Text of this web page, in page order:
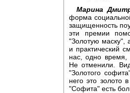
Марина
форма
защищенность
эти премии
"Золотую маску",
и практический
нас, одно время,
Не отменили.
"Золотого
него это золото
"Софита" есть